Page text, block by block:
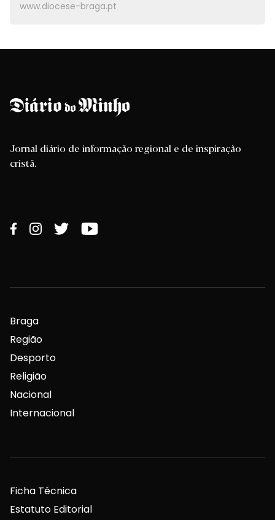
www.diocese-braga.pt
Jornal diário de informação regional e de inspiração
cristã.
Braga
Região
Desporto
Religião
Nacional
Internacional
Ficha Técnica
Estatuto Editorial